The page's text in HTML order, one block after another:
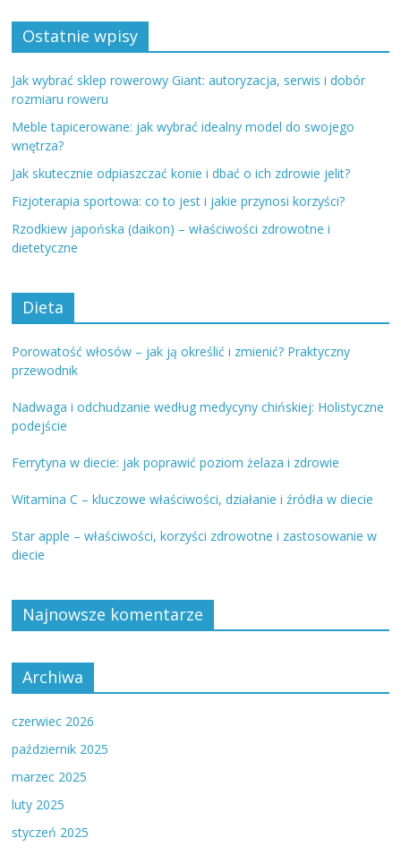
Ostatnie wpisy
Jak wybrać sklep rowerowy Giant: autoryzacja, serwis i dobór
rozmiaru roweru
Meble tapicerowane: jak wybrać idealny model do swojego
wnętrza?
Jak skutecznie odpiaszczać konie i dbać o ich zdrowie jelit?
Fizjoterapia sportowa: co to jest i jakie przynosi korzyści?
Rzodkiew japońska (daikon) – właściwości zdrowotne i
dietetyczne
Dieta
Porowatość włosów – jak ją określić i zmienić? Praktyczny
przewodnik
Nadwaga i odchudzanie według medycyny chińskiej: Holistyczne
podejście
Ferrytyna w diecie: jak poprawić poziom żelaza i zdrowie
Witamina C – kluczowe właściwości, działanie i źródła w diecie
Star apple – właściwości, korzyści zdrowotne i zastosowanie w
diecie
Najnowsze komentarze
Archiwa
czerwiec 2026
październik 2025
marzec 2025
luty 2025
styczeń 2025